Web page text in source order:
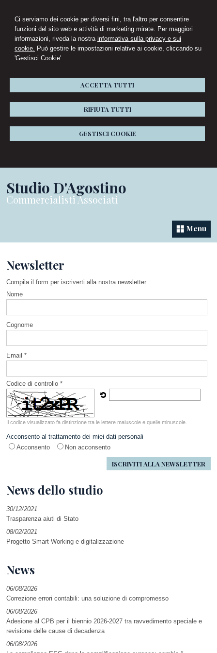
Ci serviamo dei cookie per diversi fini, tra l'altro per consentire
funzioni del sito web e attività di marketing mirate. Per maggiori
informazioni, riveda la nostra informativa sulla privacy e sui
cookie. Può gestire le impostazioni relative ai cookie, cliccando su
'Gestisci Cookie'
ACCETTA TUTTI
RIFIUTA TUTTI
GESTISCI COOKIE
Studio D'Agostino
Commercialisti Associati
Menu
Newsletter
Compila il form per iscriverti alla nostra newsletter
Nome
Cognome
Email *
Codice di controllo *
Il codice visualizzato fa distinzione tra le lettere maiuscole e quelle minuscole.
Acconsento al trattamento dei miei dati personali
Acconsento
Non acconsento
News dello studio
30/12/2021
Trasparenza aiuti di Stato
08/02/2021
Progetto Smart Working e digitalizzazione
News
06/08/2026
Correzione errori contabili: una soluzione di compromesso
06/08/2026
Adesione al CPB per il biennio 2026-2027 tra ravvedimento speciale e
revisione delle cause di decadenza
06/08/2026